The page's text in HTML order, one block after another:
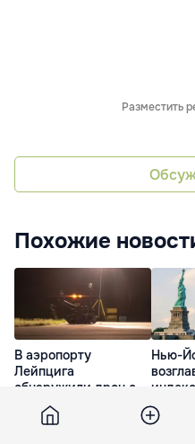
Разместить
Похожие
В аэропорту
Лейпцига
обнаружили дрон с
детонатором рядом с
украинским
Нью-
индекс